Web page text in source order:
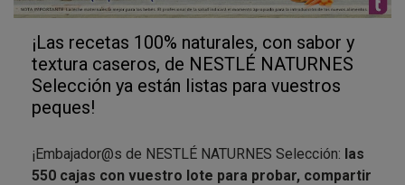
¡Las recetas 100% naturales, con sabor y
textura caseros, de NESTLÉ NATURNES
Selección ya están listas para vuestros
peques!
¡Embajador@s de NESTLÉ NATURNES Selección: las
550 cajas con vuestro lote para probar, compartir